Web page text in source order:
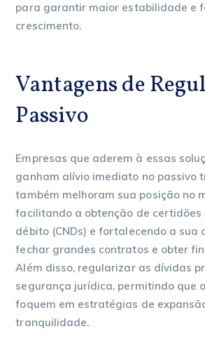
para garantir maior estabilidade e
crescimento.
Vantagens de
Passivo
Empresas que aderem à essas
ganham alívio imediato no passivo
também melhoram sua posição no
facilitando a obtenção de certidões
débito (CNDs) e fortalecendo a sua
fechar grandes contratos e obter
Além disso, regularizar as dívidas
segurança jurídica, permitindo que
foquem em estratégias de
tranquilidade.